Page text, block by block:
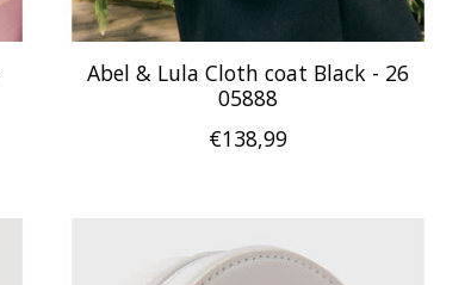
Abel & Lula Cloth coat Black - 26
05888
€138,99